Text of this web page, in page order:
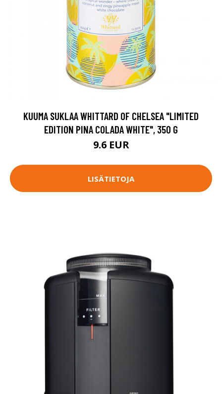
KUUMA SUKLAA WHITTARD OF CHELSEA "LIMITED
EDITION PINA COLADA WHITE", 350 G
9.6 EUR
LISÄTIETOJA